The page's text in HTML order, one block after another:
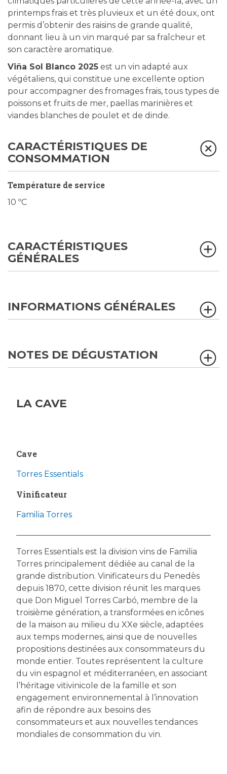
printemps frais et très pluvieux et un été doux, ont
permis d’obtenir des raisins de grande qualité,
donnant lieu à un vin marqué par sa fraîcheur et
son caractère aromatique.
Viña Sol Blanco 2025 est un vin adapté aux
végétaliens, qui constitue une excellente option
pour accompagner des fromages frais, tous types de
poissons et fruits de mer, paellas marinières et
viandes blanches de poulet et de dinde.
CARACTÉRISTIQUES DE
CONSOMMATION
Température de service
10 ºC
CARACTÉRISTIQUES
GÉNÉRALES
INFORMATIONS GÉNÉRALES
NOTES DE DÉGUSTATION
LA CAVE
Cave
Torres Essentials
Vinificateur
Familia Torres
Torres Essentials est la division vins de Familia
Torres principalement dédiée au canal de la
grande distribution. Vinificateurs du Penedès
depuis 1870, cette division réunit les marques
que Don Miguel Torres Carbó, membre de la
troisième génération, a transformées en icônes
de la maison au milieu du XXe siècle, adaptées
aux temps modernes, ainsi que de nouvelles
propositions destinées aux consommateurs du
monde entier. Toutes représentent la culture
du vin espagnol et méditerranéen, en associant
l’héritage vitivinicole de la famille et son
engagement environnemental à l’innovation
afin de répondre aux besoins des
consommateurs et aux nouvelles tendances
mondiales de consommation du vin.